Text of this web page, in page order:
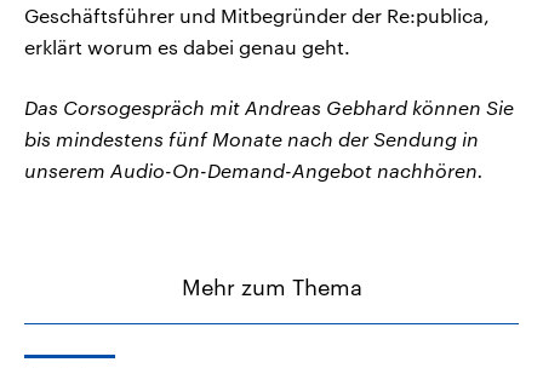
Geschäftsführer und Mitbegründer der Re:publica,
erklärt worum es dabei genau geht.
Das Corsogespräch mit Andreas Gebhard können Sie
bis mindestens fünf Monate nach der Sendung in
unserem Audio-On-Demand-Angebot nachhören.
Mehr zum Thema